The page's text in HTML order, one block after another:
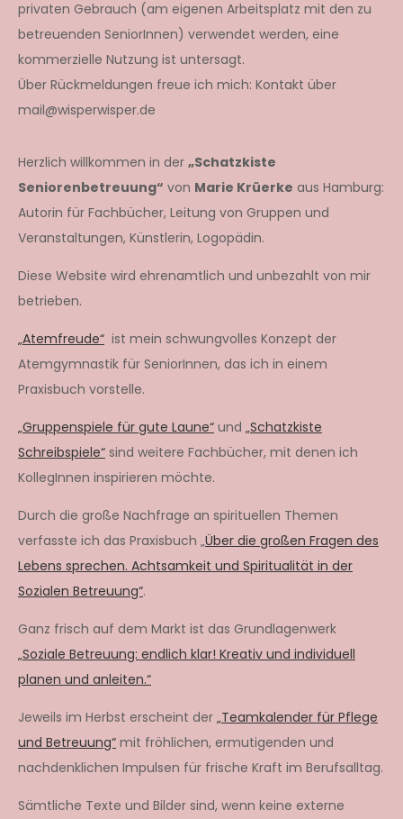
privaten Gebrauch (am eigenen Arbeitsplatz mit den zu
betreuenden SeniorInnen) verwendet werden, eine
kommerzielle Nutzung ist untersagt.
Über Rückmeldungen freue ich mich: Kontakt über
mail@wisperwisper.de
Herzlich willkommen in der „Schatzkiste
Seniorenbetreuung“ von Marie Krüerke aus Hamburg:
Autorin für Fachbücher, Leitung von Gruppen und
Veranstaltungen, Künstlerin, Logopädin.
Diese Website wird ehrenamtlich und unbezahlt von mir
betrieben.
„Atemfreude“ ist mein schwungvolles Konzept der
Atemgymnastik für SeniorInnen, das ich in einem
Praxisbuch vorstelle.
„Gruppenspiele für gute Laune“ und „Schatzkiste
Schreibspiele“ sind weitere Fachbücher, mit denen ich
KollegInnen inspirieren möchte.
Durch die große Nachfrage an spirituellen Themen
verfasste ich das Praxisbuch „Über die großen Fragen des
Lebens sprechen. Achtsamkeit und Spiritualität in der
Sozialen Betreuung“.
Ganz frisch auf dem Markt ist das Grundlagenwerk
„Soziale Betreuung: endlich klar! Kreativ und individuell
planen und anleiten.“
Jeweils im Herbst erscheint der „Teamkalender für Pflege
und Betreuung“ mit fröhlichen, ermutigenden und
nachdenklichen Impulsen für frische Kraft im Berufsalltag.
Sämtliche Texte und Bilder sind, wenn keine externe